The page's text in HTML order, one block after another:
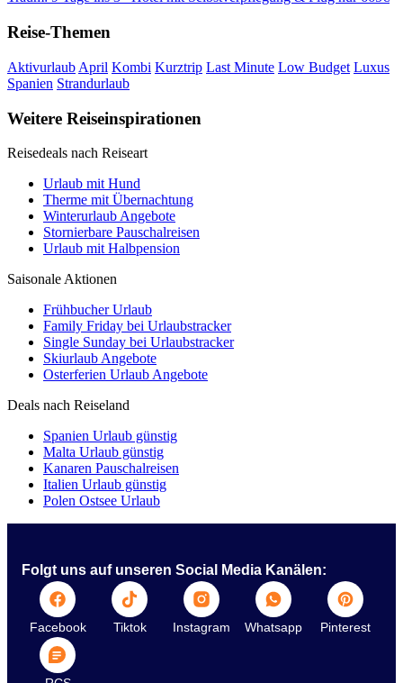
Reise-Themen
Aktivurlaub April Kombi Kurztrip Last Minute Low Budget Luxus
Spanien Strandurlaub
Weitere Reiseinspirationen
Reisedeals nach Reiseart
Urlaub mit Hund
Therme mit Übernachtung
Winterurlaub Angebote
Stornierbare Pauschalreisen
Urlaub mit Halbpension
Saisonale Aktionen
Frühbucher Urlaub
Family Friday bei Urlaubstracker
Single Sunday bei Urlaubstracker
Skiurlaub Angebote
Osterferien Urlaub Angebote
Deals nach Reiseland
Spanien Urlaub günstig
Malta Urlaub günstig
Kanaren Pauschalreisen
Italien Urlaub günstig
Polen Ostsee Urlaub